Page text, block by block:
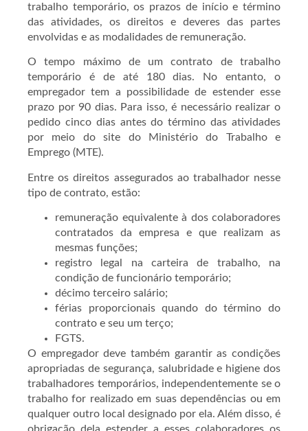
trabalho temporário, os prazos de início e término
das atividades, os direitos e deveres das partes
envolvidas e as modalidades de remuneração.
O tempo máximo de um contrato de trabalho
temporário é de até 180 dias. No entanto, o
empregador tem a possibilidade de estender esse
prazo por 90 dias. Para isso, é necessário realizar o
pedido cinco dias antes do término das atividades
por meio do site do Ministério do Trabalho e
Emprego (MTE).
Entre os direitos assegurados ao trabalhador nesse
tipo de contrato, estão:
remuneração equivalente à dos colaboradores
contratados da empresa e que realizam as
mesmas funções;
registro legal na carteira de trabalho, na
condição de funcionário temporário;
décimo terceiro salário;
férias proporcionais quando do término do
contrato e seu um terço;
FGTS.
O empregador deve também garantir as condições
apropriadas de segurança, salubridade e higiene dos
trabalhadores temporários, independentemente se o
trabalho for realizado em suas dependências ou em
qualquer outro local designado por ela. Além disso, é